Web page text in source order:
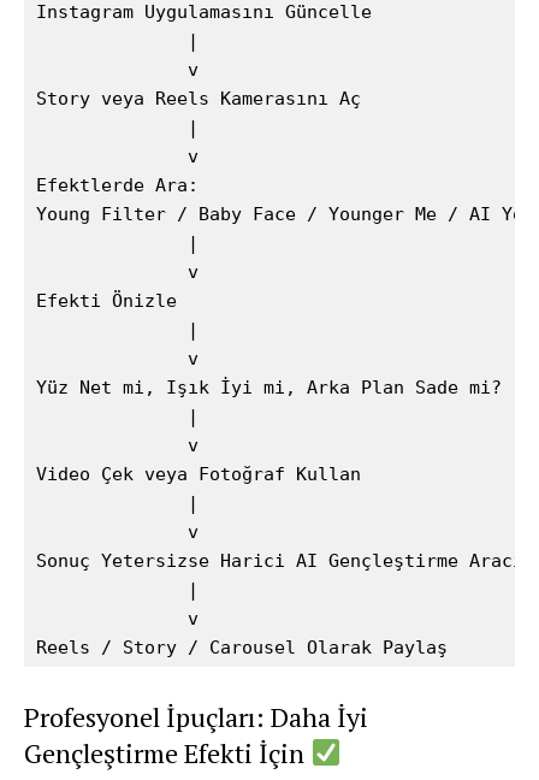
Instagram Uygulamasını Güncelle
              |
              v
Story veya Reels Kamerasını Aç
              |
              v
Efektlerde Ara:
Young Filter / Baby Face / Younger Me / AI
              |
              v
Efekti Önizle
              |
              v
Yüz Net mi, Işık İyi mi, Arka Plan Sade mi?
              |
              v
Video Çek veya Fotoğraf Kullan
              |
              v
Sonuç Yetersizse Harici AI Gençleştirme Aracı
              |
              v
Profesyonel İpuçları: Daha İyi
Gençleştirme Efekti İçin